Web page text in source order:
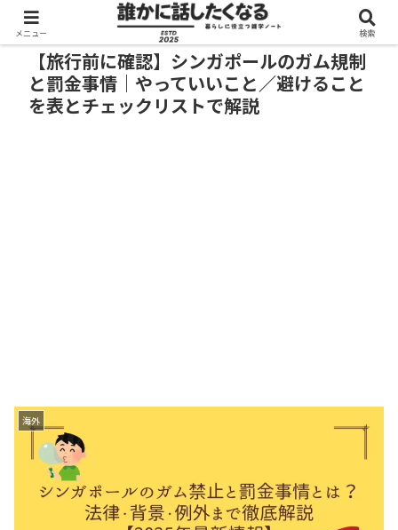
【旅行前に確認】シンガポールのガム規制
と罰金事情｜やっていいこと／避けること
を表とチェックリストで解説
海外
メニュー 検索